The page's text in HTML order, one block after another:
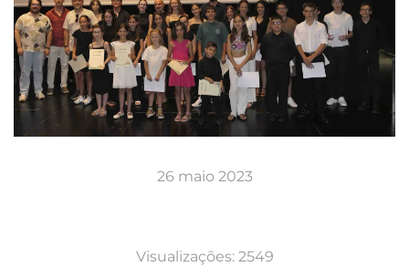
26 maio 2023
Visualizações: 2549